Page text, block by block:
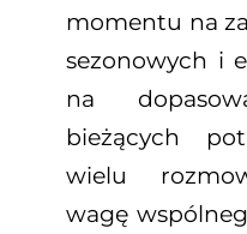
momentu na
sezonowych i
na
bieżących
wielu
wagę wspóln